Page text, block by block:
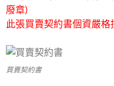
廢章)
此張買賣契約書個資嚴
買賣契約書